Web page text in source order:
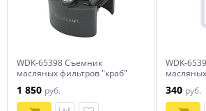
WDK-65398 Съемник
масляных фильтров "краб"
1 850 руб.
WDK-
340 руб.